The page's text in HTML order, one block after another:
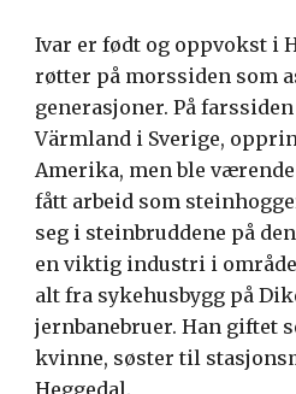
Ivar er født og oppvokst i
røtter på morssiden som
generasjoner. På
Värmland i Sverige,
Amerika, men ble
fått arbeid som
seg i steinbruddene på
en viktig industri i
alt fra sykehusbygg på
jernbanebruer. Han giftet
kvinne, søster til